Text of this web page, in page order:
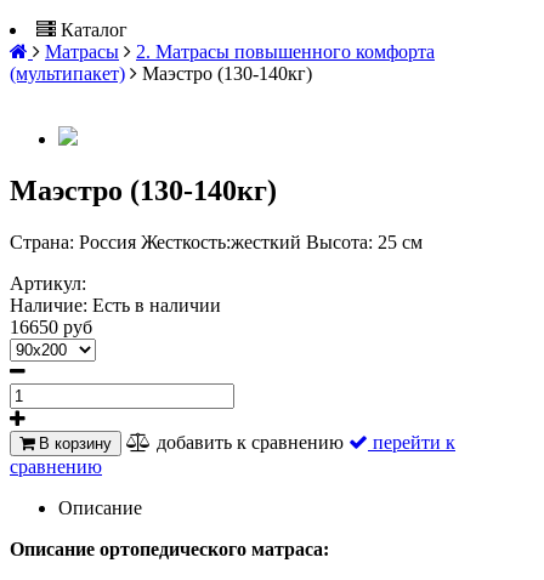
Каталог
Матрасы
2. Матрасы повышенного комфорта
(мультипакет)
Маэстро (130-140кг)
Маэстро (130-140кг)
Cтрана: Россия Жесткость:жесткий Высота: 25 см
Артикул:
Наличие: Есть в наличии
16650 руб
В корзину добавить к сравнению
перейти к
сравнению
Описание
Описание ортопедического матраса: